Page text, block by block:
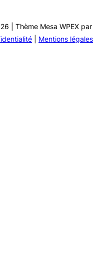
| Thème Mesa WPEX par
Mentions légales